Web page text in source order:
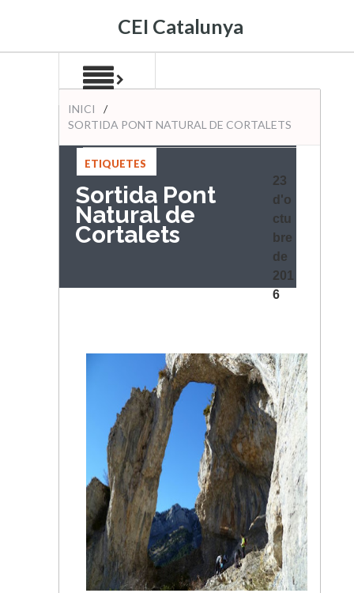
CEI Catalunya
INICI
/
SORTIDA PONT NATURAL DE CORTALETS
ETIQUETES
:
Sortida Pont
Natural de
Cortalets
23
d'o
ctu
bre
de
201
6